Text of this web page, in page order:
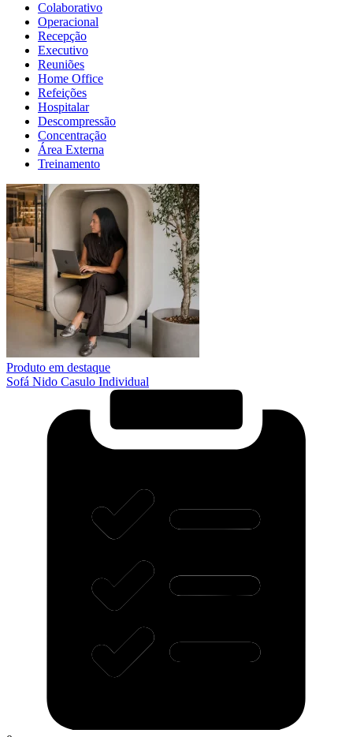
Colaborativo
Operacional
Recepção
Executivo
Reuniões
Home Office
Refeições
Hospitalar
Descompressão
Concentração
Área Externa
Treinamento
Produto em destaque
Sofá Nido Casulo Individual